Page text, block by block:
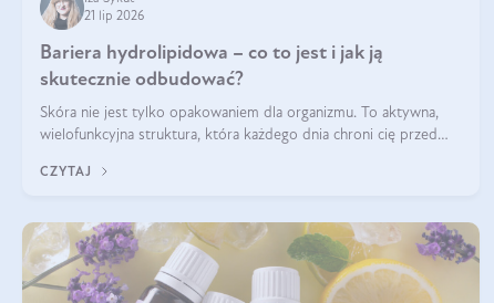
21 lip 2026
Bariera hydrolipidowa – co to jest i jak ją
skutecznie odbudować?
Skóra nie jest tylko opakowaniem dla organizmu. To aktywna,
wielofunkcyjna struktura, która każdego dnia chroni cię przed
środowiskowymi. Jednym z jej kluczowych elementów jest
CZYTAJ